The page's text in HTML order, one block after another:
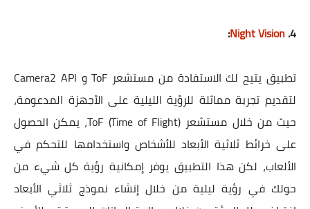
4.
Night Vision
:
تطبيق يتيح لك الاستفادة من مستشعر ToF و Camera2 API
لتقديم تجربة مماثلة للرؤية الليلية على الأجهزة المدعومة،
حيث من خلال مستشعر ToF (Time of Flight)، يمكن الحصول
على خرائط ثلاثية الأبعاد للأشخاص واستخدامها للتحكم في
الألعاب، لكن هذا التطبيق يوفر إمكانية رؤية كل شيء من
حولك في رؤية ليلية من خلال إنشاء نموذج ثلاثي الأبعاد